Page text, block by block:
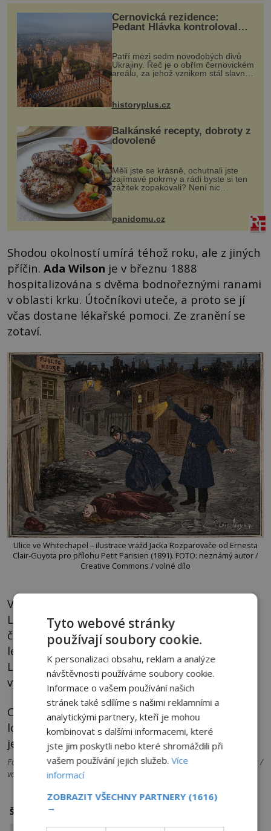
Černovická rezidence:
Pedant Hlávka kontroloval
Patří mezi sedm novodobých divů
Ukrajiny. Řeč je o obřím černovickém
areálu, za jehož vznikem stál slavný
český architekt Josef Hlávka. Ten si
na něm dal mimořádně záležet. Jeho
stavební plány by při ...
historyplus.cz
Balkánské recepty, dobroty z
dovolené
Měli jste se krásně, ochutnali jste
zajímavé pokrmy a rádi byste si ten
zážitek zopakovali? Není nic
snazšího. Pljeskavica (10 porcí)
Možná jste ji ochutnali na dovolené v
panidomu.cz
Shodou okolností umírá téhož roku, ale z jiných
příčin. Ada Wilson je v březnu 1888
hospitalizována s dvěma bodnořeznými ranami
v oblasti krku. Útočníkovi uteče, a proto se jí
včas dostane lékařské pomoci. Ze zranění se
zotaví.
Ulice ve Whitechapel – ilustrace vražd Jacka Rozparovače od Ernesta
Clair-Guyota pro přílohu Petit Parisien (1891). FOTO: neznámý autor /
Creative Commons / volné dílo
V době řádění Jacka Rozparovače došlo v
Londýně k dalším zhruba dvaceti podobným
činům. Pro nedostatek důkazů ale nebyly
legendárnímu zabijákovi připsány na vrub.
Lékaři, kteří prováděli pitvy obětí, prakticky
vyloučili, že by je Jack Rozparovač znásilňoval.
Co se tedy osudného roku 1888 v temných
londýnských uličkách skutečně dělo, se nejspíš
ještě nějakou dobu nedozvíme…
Foto: Viz popisky. Titulní foto: neznámý autor / Creative Commons /
volné dílo
Štítky: jack rozparovač
Tyto webové stránky
používají soubory cookie.
K personalizaci obsahu, reklam a analýze
návštěvnosti používáme soubory cookie.
Informace o vašem používání našich
stránek také sdílíme s našimi reklamními a
analytickými partnery, kteří je mohou
kombinovat s dalšími informacemi, které
jste jim poskytli nebo které shromáždili při
vašem používání jejich služeb.Více
informací
ZOBRAZIT VŠECHNY PARTNERY (1616)
→